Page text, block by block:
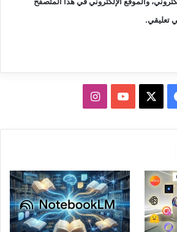
تعليقي.
فيسبوك ‫YouTubeانستقرام